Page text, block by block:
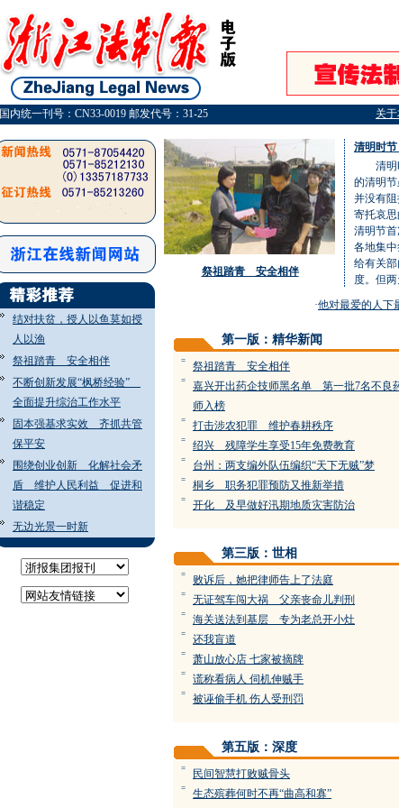
国内统一刊号：CN33-0019 邮发代号：31-25 关
结对扶贫，授人以鱼莫如授
人以渔
祭祖踏青 安全相伴
不断创新发展“枫桥经验”
全面提升综治工作水平
固本强基求实效 齐抓共管
保平安
围绕创业创新 化解社会矛
盾 维护人民利益 促进和
谐稳定
无边光景一时新
祭祖踏青 安全相伴
清明时
清明
的清明
并没有阻
寄托哀
清明节首
各地集中
给有关
度。但
他对最爱的人下
第一版：精华新闻
= 祭祖踏青 安全相伴
=
嘉兴开出药企技师黑名单 第一批7名不良
师入榜
= 打击涉农犯罪 维护春耕秩序
= 绍兴 残障学生享受15年免费教育
= 台州：两支编外队伍编织“天下无贼”梦
= 桐乡 职务犯罪预防又推新举措
= 开化 及早做好汛期地质灾害防治
第三版：世相
= 败诉后，她把律师告上了法庭
= 无证驾车闯大祸 父亲丧命儿判刑
= 海关送法到基层 专为老总开小灶
= 还我盲道
= 萧山放心店 七家被摘牌
= 谎称看病人 伺机伸贼手
= 被诬偷手机 伤人受刑罚
第五版：深度
= 民间智慧打败贼骨头
= 生态殡葬何时不再“曲高和寡”